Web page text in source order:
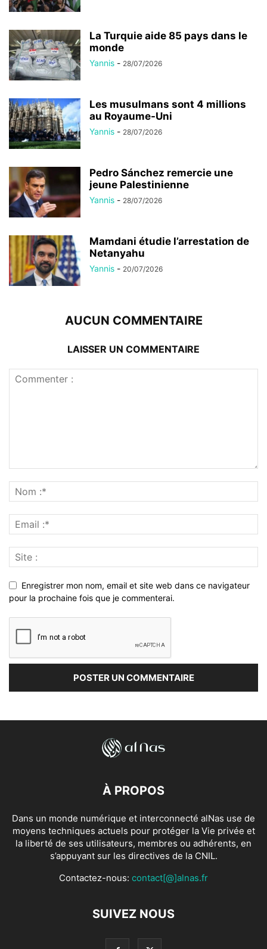
La Turquie aide 85 pays dans le
monde
Yannis - 28/07/2026
Les musulmans sont 4 millions
au Royaume-Uni
Yannis - 28/07/2026
Pedro Sánchez remercie une
jeune Palestinienne
Yannis - 28/07/2026
Mamdani étudie l’arrestation de
Netanyahu
Yannis - 20/07/2026
AUCUN COMMENTAIRE
LAISSER UN COMMENTAIRE
Enregistrer mon nom, email et site web dans ce navigateur
pour la prochaine fois que je commenterai.
À PROPOS
Dans un monde numérique et interconnecté alNas use de
moyens techniques actuels pour protéger la Vie privée et
la liberté de ses utilisateurs, membres ou adhérents, en
s’appuyant sur les directives de la CNIL.
Contactez-nous: contact[@]alnas.fr
SUIVEZ NOUS